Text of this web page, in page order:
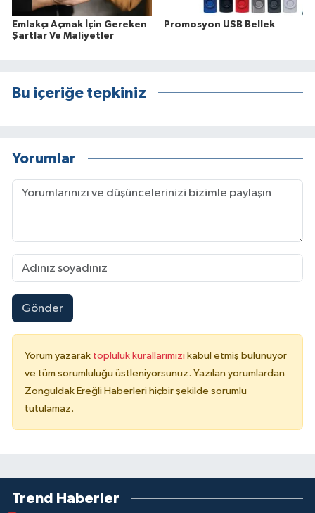
Emlakçı Açmak İçin Gereken
Şartlar Ve Maliyetler
Promosyon USB Bellek
Bu içeriğe tepkiniz
Yorumlar
Gönder
Yorum yazarak topluluk kurallarımızı kabul etmiş bulunuyor
ve tüm sorumluluğu üstleniyorsunuz. Yazılan yorumlardan
Zonguldak Ereğli Haberleri hiçbir şekilde sorumlu
tutulamaz.
Trend Haberler